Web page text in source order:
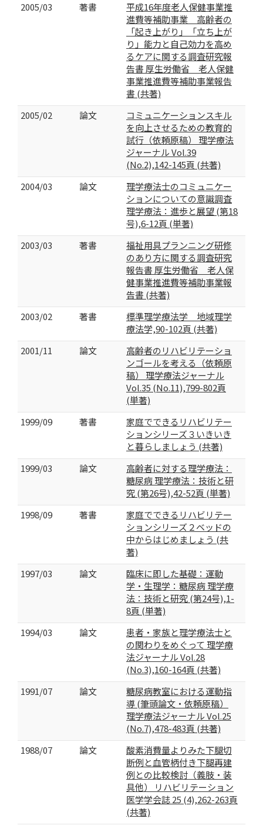
2005/03
著書
平成16年度老人保健事業推
進費等補助事業 高齢者の
「起き上がり」「立ち上が
り」能力と自己効力を高め
るケアに関する調査研究報
告書 厚生労働省 老人保健
事業推進費等補助事業報告
書 (共著)
2005/02
論文
コミュニケーションスキル
を向上させるための教育的
試行（依頼原稿） 理学療法
ジャーナル Vol.39
(No.2),142-145頁 (共著)
2004/03
論文
理学療法士のコミュニケー
ションについての意識調査
理学療法：進歩と展望 (第18
号),6-12頁 (単著)
2003/03
著書
福祉用具プランニング研修
のあり方に関する調査研究
報告書 厚生労働省 老人保
健事業推進費等補助事業報
告書 (共著)
2003/02
著書
標準理学療法学 地域理学
療法学,90-102頁 (共著)
2001/11
論文
高齢者のリハビリテーショ
ンゴールを考える（依頼原
稿） 理学療法ジャーナル
Vol.35 (No.11),799-802頁
(単著)
1999/09
著書
家庭でできるリハビリテー
ションシリーズ３いきいき
と暮らしましょう (共著)
1999/03
論文
高齢者に対する理学療法：
糖尿病 理学療法：技術と研
究 (第26号),42-52頁 (単著)
1998/09
著書
家庭でできるリハビリテー
ションシリーズ２ベッドの
中からはじめましょう (共
著)
1997/03
論文
臨床に即した基礎：運動
学・生理学：糖尿病 理学療
法：技術と研究 (第24号),1-
8頁 (単著)
1994/03
論文
患者・家族と理学療法士と
の関わりをめぐって 理学療
法ジャーナル Vol.28
(No.3),160-164頁 (共著)
1991/07
論文
糖尿病教室における運動指
導 (筆頭論文・依頼原稿）
理学療法ジャーナル Vol.25
(No.7),478-483頁 (共著)
1988/07
論文
酸素消費量よりみた下腿切
断例と血管柄付き下腿再建
例との比較検討（義肢・装
具他） リハビリテーション
医学学会誌 25 (4),262-263頁
(共著)